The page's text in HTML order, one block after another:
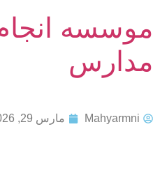
موسسه انجام
مدارس
Mahyarmni مارس 29, 2026